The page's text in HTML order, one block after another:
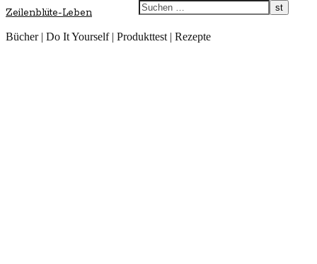
Zeilenblüte-Leben
Bücher | Do It Yourself | Produkttest | Rezepte